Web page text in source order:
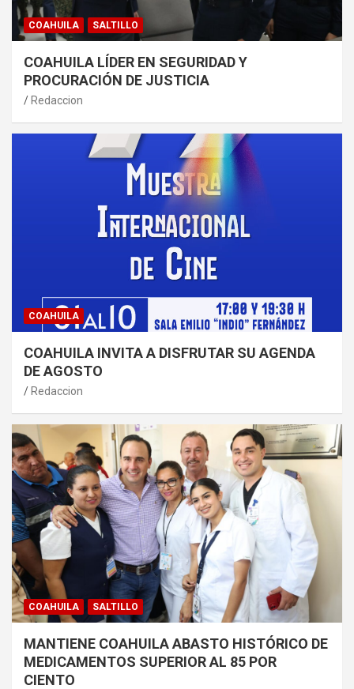
COAHUILA SALTILLO
COAHUILA LÍDER EN SEGURIDAD Y
PROCURACIÓN DE JUSTICIA
Redaccion
COAHUILA
COAHUILA INVITA A DISFRUTAR SU AGENDA
DE AGOSTO
Redaccion
COAHUILA SALTILLO
MANTIENE COAHUILA ABASTO HISTÓRICO DE
MEDICAMENTOS SUPERIOR AL 85 POR
CIENTO